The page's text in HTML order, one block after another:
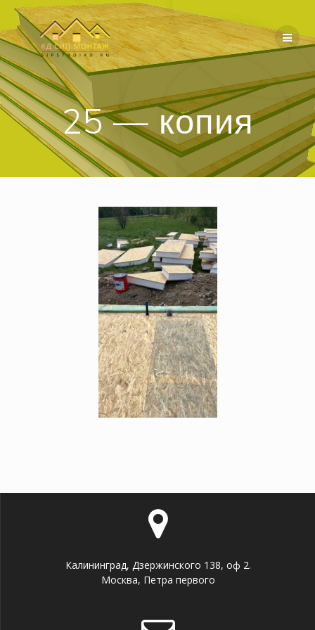
Перейти
содержимому
25 — копия
Калининград, Дзержинского 138, оф 2.
Москва, Петра первого